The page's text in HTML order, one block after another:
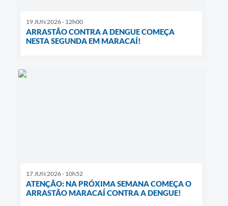
19 JUN 2026 - 12h00
ARRASTÃO CONTRA A DENGUE COMEÇA
NESTA SEGUNDA EM MARACAÍ!
17 JUN 2026 - 10h52
ATENÇÃO: NA PRÓXIMA SEMANA COMEÇA O
ARRASTÃO MARACAÍ CONTRA A DENGUE!